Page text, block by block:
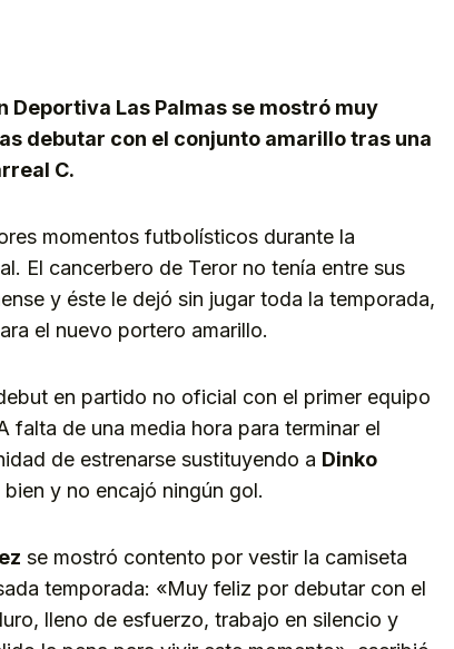
Deportiva Las Palmas se mostró muy
debutar con el conjunto amarillo tras una
C.
momentos futbolísticos durante la
El cancerbero de Teror no tenía entre sus
y éste le dejó sin jugar toda la temporada,
el nuevo portero amarillo.
en partido no oficial con el primer equipo
falta de una media hora para terminar el
de estrenarse sustituyendo a Dinko
y no encajó ningún gol.
se mostró contento por vestir la camiseta
temporada: «Muy feliz por debutar con el
lleno de esfuerzo, trabajo en silencio y